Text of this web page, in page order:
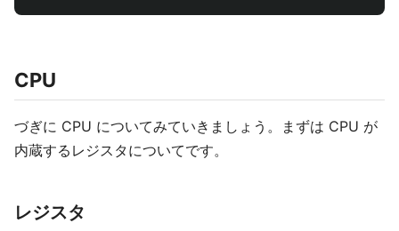
CPU
づぎに CPU についてみていきましょう。まずは CPU が
内蔵するレジスタについてです。
レジスタ